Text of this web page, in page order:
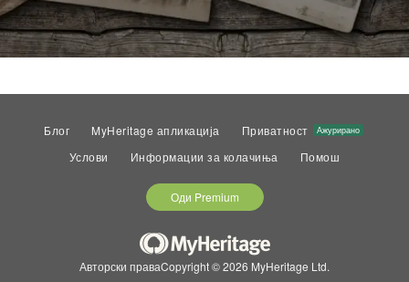
Блог MyHeritage апликација Приватност Ажурирано
Услови Информации за колачиња Помош
Оди Premium
Авторски праваCopyright © 2026 MyHeritage Ltd.